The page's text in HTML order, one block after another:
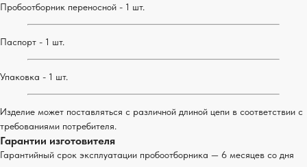
Пробоотборник переносной - 1 шт.
Паспорт - 1 шт.
Упаковка - 1 шт.
Изделие может поставляться с различной длиной цепи в соответствии с
требованиями потребителя.
Гарантии изготовителя
Гарантийный срок эксплуатации пробоотборника — 6 месяцев со дня